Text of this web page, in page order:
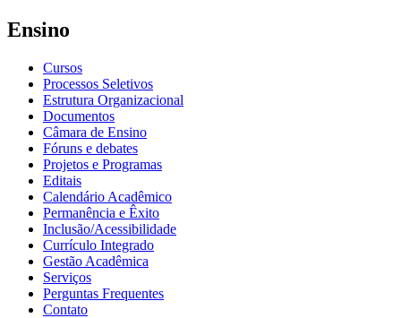
Ensino
Cursos
Processos Seletivos
Estrutura Organizacional
Documentos
Câmara de Ensino
Fóruns e debates
Projetos e Programas
Editais
Calendário Acadêmico
Permanência e Êxito
Inclusão/Acessibilidade
Currículo Integrado
Gestão Acadêmica
Serviços
Perguntas Frequentes
Contato